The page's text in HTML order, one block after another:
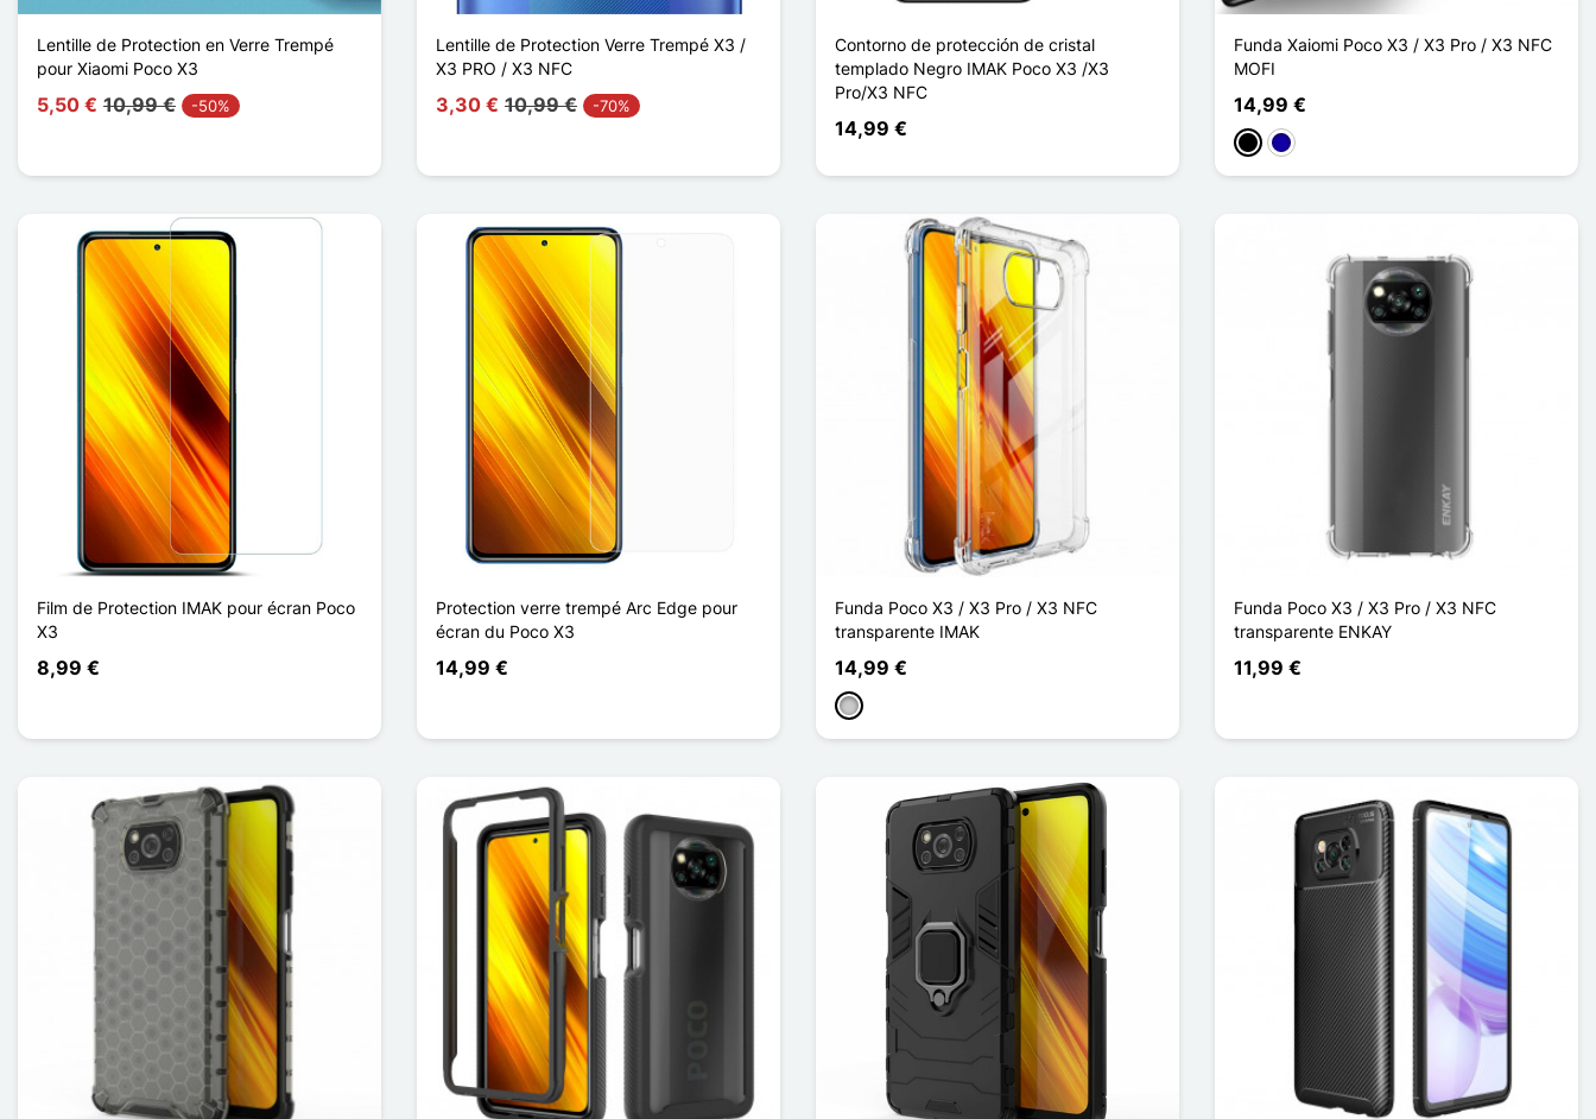
Lentille de Protection en Verre Trempé
pour Xiaomi Poco X3
5,50 € 10,99 € -50%
Lentille de Protection Verre Trempé X3 /
X3 PRO / X3 NFC
3,30 € 10,99 € -70%
Contorno de protección de cristal
templado Negro IMAK Poco X3 /X3
Pro/X3 NFC
14,99 €
Funda Xaiomi Poco X3 / X3 Pro / X3 NFC
MOFI
14,99 €
NegroAzul oscuro
Film de Protection IMAK pour écran Poco
X3
8,99 €
Protection verre trempé Arc Edge pour
écran du Poco X3
14,99 €
Funda Poco X3 / X3 Pro / X3 NFC
transparente IMAK
14,99 €
Transparente
Funda Poco X3 / X3 Pro / X3 NFC
transparente ENKAY
11,99 €